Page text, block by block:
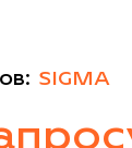
SIGMA